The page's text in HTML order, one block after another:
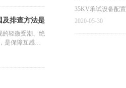
及排查方法是
的轻微受潮、绝
是保障互感器
35KV承试设备配置
2020-05-30